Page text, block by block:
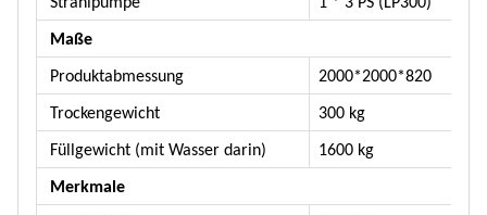
Maße
Produktabmessung 2000*2000*820
Trockengewicht 300 kg
Füllgewicht (mit Wasser darin) 1600 kg
Merkmale